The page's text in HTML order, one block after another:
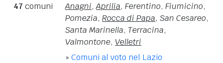
47 comuni
Anagni,Aprilia, Ferentino, Fiumicino,
Pomezia, Rocca di Papa, San Cesareo,
Santa Marinella, Terracina,
Valmontone, Velletri
» Comuni al voto nel Lazio